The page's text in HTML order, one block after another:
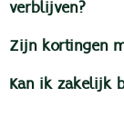
verblijven?
Zijn kortingen
Kan ik zakelijk